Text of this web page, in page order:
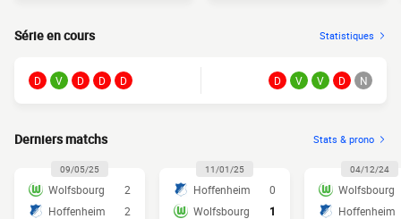
Série en cours Statistiques
D V D D D D V V D N
Derniers matchs Stats & prono
09/05/25
Wolfsbourg
2
Hoffenheim
2
11/01/25
Hoffenheim
0
Wolfsbourg
1
04/12/24
Wolfsbourg
Hoffenheim